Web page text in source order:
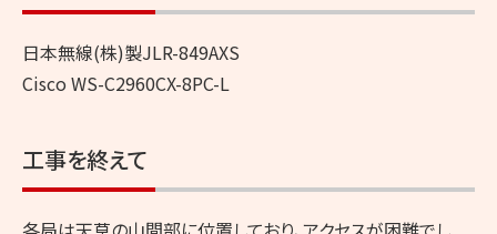
日本無線(株)製JLR-849AXS
Cisco WS-C2960CX-8PC-L
工事を終えて